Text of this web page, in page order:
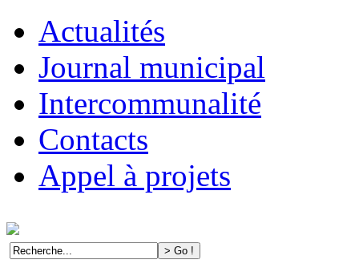
Actualités
Journal municipal
Intercommunalité
Contacts
Appel à projets